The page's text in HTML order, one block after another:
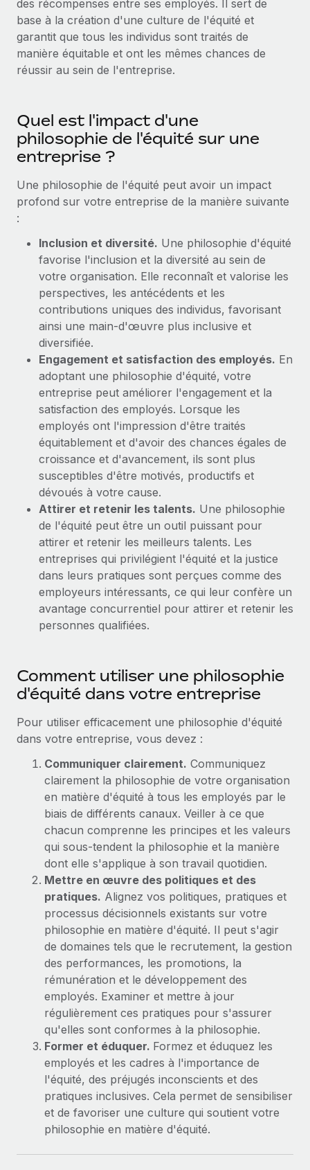
Gestion des freelances
Intégrez et gérez vos freelances partout dans le monde
PEO
INFRASTRUCTURE
Intégration Remote
Intégrez vos RH aux flux de travail en toute simplicité
Plateforme
Connecter Nouveau
Connectez n'importe quel outil d’IA à Remote grâce à
notre MCP
Intégrations
Rationalisez vos processus avec des outils essentiels
SERVICES
Demandez aux experts
Recevez des conseils d’experts sur les RH à
l’international et la conformité
Contrôles d’antécédents
Simplifiez vos processus de présélection des
candidats
Remote Watchtower
Gardez un temps d’avance sur les risques en
Gestion des appareils
Achetez et suivez vos équipements informatiques
dans le monde entier
conformité
Organisez facilement le déménagement de vos
employés
Avantages sociaux
Gérez facilement les avantages sociaux
Comparer Remote
Examinez notre service par rapport aux autres
CROISSANCE
paie des entreprises en pleine croissance
Entreprises intermédiaires
mesure
TRAVAILLONS ENSEMBLE
Partenaires stratégiques de la tech
Intégrez les RH à l’international de manière flexible
Devenir partenaire
Explorez avec nous vos opportunités de partenariat
Remote Build
Bientôt disponible
Conseil en intégrations et automatisations assistées par
l’IA
ÉTUDES DE CAS
pays
Calculateur de paiement des freelances
Découvrez les devises disponibles et les vitesses de
paiement pour vos freelances internationaux
APPRENDRE AVEC REMOTE
Recherche et guides
Glossaire RH
Descriptions de postes
Événements
Salle de presse
Données sur les salaires et les talents
Centre de ressources
Obtenir de l’aide
Voir toutes les ressources
Paie multipays
EOR et PEO
Gestion des freelances
Taxes
BLOG
Mises à jour des produits de Remote :
Intégrations Gusto et Xero et Gestion des
freelances Plus
Remote a toujours pour mission d'aider les entreprises de
toute taille à embaucher, gérer et payer...
En savoir plus
Comment Phiture gère ses 55 employés
répartis dans 19 pays grâce à Remote
Phiture, un leader notable du conseil en matière de
croissance mobile internationale, encourage les...
En savoir plus
Nederlands
Français
Español
Italiano
Português (Portugal)
日本語
한국어
中文（简体）
Connexion
des récompenses entre ses employés. Il sert de
base à la création d'une culture de l'équité et
garantit que tous les individus sont traités de
manière équitable et ont les mêmes chances de
réussir au sein de l'entreprise.
Quel est l'impact d'une
philosophie de l'équité sur une
entreprise ?
Une philosophie de l'équité peut avoir un impact
profond sur votre entreprise de la manière suivante
:
Inclusion et diversité. Une philosophie d'équité
favorise l'inclusion et la diversité au sein de
votre organisation. Elle reconnaît et valorise les
perspectives, les antécédents et les
contributions uniques des individus, favorisant
ainsi une main-d'œuvre plus inclusive et
diversifiée.
Engagement et satisfaction des employés. En
adoptant une philosophie d'équité, votre
entreprise peut améliorer l'engagement et la
satisfaction des employés. Lorsque les
employés ont l'impression d'être traités
équitablement et d'avoir des chances égales de
croissance et d'avancement, ils sont plus
susceptibles d'être motivés, productifs et
dévoués à votre cause.
Attirer et retenir les talents. Une philosophie
de l'équité peut être un outil puissant pour
attirer et retenir les meilleurs talents. Les
entreprises qui privilégient l'équité et la justice
dans leurs pratiques sont perçues comme des
employeurs intéressants, ce qui leur confère un
avantage concurrentiel pour attirer et retenir les
personnes qualifiées.
Comment utiliser une philosophie
d'équité dans votre entreprise
Pour utiliser efficacement une philosophie d'équité
dans votre entreprise, vous devez :
Communiquer clairement. Communiquez
clairement la philosophie de votre organisation
en matière d'équité à tous les employés par le
biais de différents canaux. Veiller à ce que
chacun comprenne les principes et les valeurs
qui sous-tendent la philosophie et la manière
dont elle s'applique à son travail quotidien.
Mettre en œuvre des politiques et des
pratiques. Alignez vos politiques, pratiques et
processus décisionnels existants sur votre
philosophie en matière d'équité. Il peut s'agir
de domaines tels que le recrutement, la gestion
des performances, les promotions, la
rémunération et le développement des
employés. Examiner et mettre à jour
régulièrement ces pratiques pour s'assurer
qu'elles sont conformes à la philosophie.
Former et éduquer. Formez et éduquez les
employés et les cadres à l'importance de
l'équité, des préjugés inconscients et des
pratiques inclusives. Cela permet de sensibiliser
et de favoriser une culture qui soutient votre
philosophie en matière d'équité.